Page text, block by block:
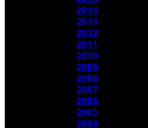
2014
2013
2012
2011
2010
2009
2008
2007
2006
2005
2004